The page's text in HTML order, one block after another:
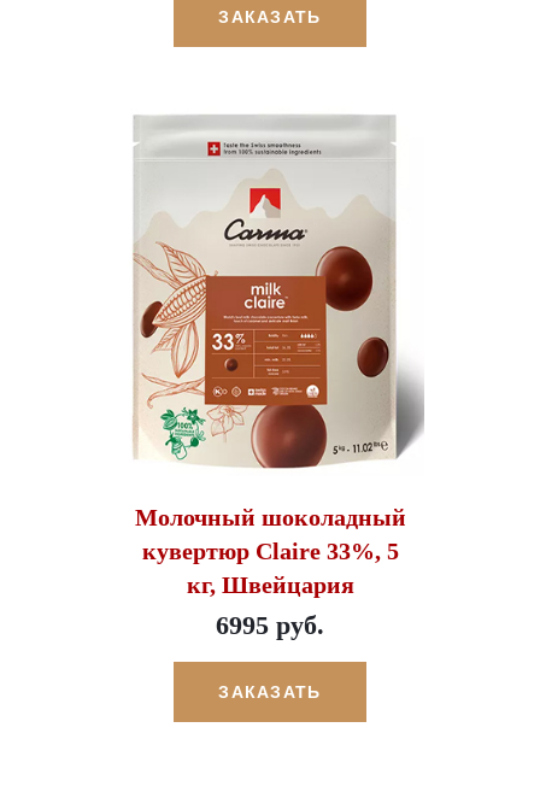
ЗАКАЗАТЬ
Молочный шоколадный
кувертюр Claire 33%, 5
кг, Швейцария
6995 руб.
ЗАКАЗАТЬ